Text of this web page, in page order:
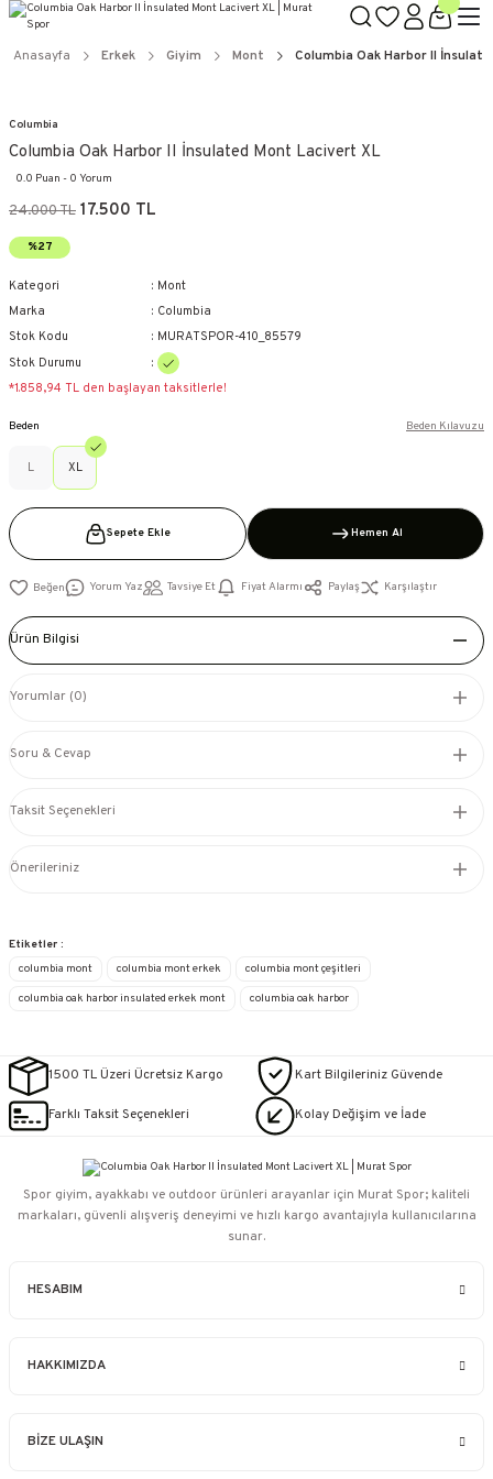
Anasayfa Erkek Giyim Mont Columbia Oak Harbor II
Columbia
Columbia Oak Harbor II İnsulated Mont Lacivert XL
0.0 Puan - 0 Yorum
24.000 TL 17.500 TL
%27
Kategori
Mont
Marka
Columbia
Stok Kodu
MURATSPOR-410_85579
Stok Durumu
*1.858,94 TL den başlayan taksitlerle!
Beden
L XL
Beden Kılavuzu
Sepete Ekle Hemen Al
Yorum Yaz Tavsiye Et Fiyat Alarmı Paylaş Karşılaştır
Ürün Bilgisi
Yorumlar (0)
Soru & Cevap
Taksit Seçenekleri
Önerileriniz
Etiketler :
columbia mont
columbia mont erkek columbia mont çeşitleri
columbia oak harbor insulated erkek mont columbia oak harbor
1500 TL Üzeri Ücretsiz Kargo Kart Bilgileriniz Güvende
Farklı Taksit Seçenekleri Kolay Değişim ve İade
HESABIM
HAKKIMIZDA
BİZE ULAŞIN
Spor giyim, ayakkabı ve outdoor ürünleri arayanlar için Murat Spor; kaliteli
markaları, güvenli alışveriş deneyimi ve hızlı kargo avantajıyla kullanıcılarına
sunar.